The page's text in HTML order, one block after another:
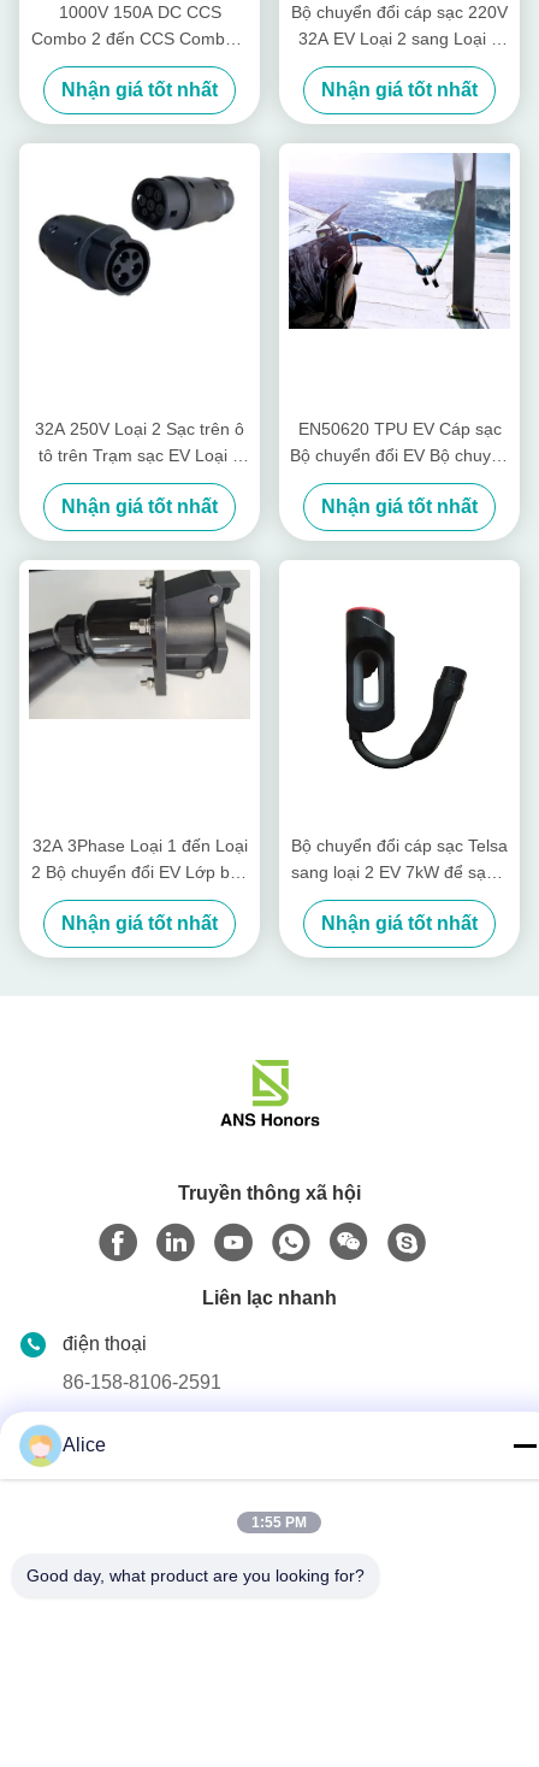
1000V 150A DC CCS
Combo 2 đến CCS Combo 1
Bộ chuyển đổi với cáp dài
0,3m
Nhận giá tốt nhất
Bộ chuyển đổi cáp sạc 220V
32A EV Loại 2 sang Loại 1
Bộ chuyển đổi EV
Nhận giá tốt nhất
32A 250V Loại 2 Sạc trên ô
tô trên Trạm sạc EV Loại 1
Bộ điều hợp giao diện EV
Loại 2 đến Loại 1 Bộ chuyển
đổi EV
Nhận giá tốt nhất
EN50620 TPU EV Cáp sạc
Bộ chuyển đổi EV Bộ chuyển
đổi Loại 2 sang Loại 1 Đầu
cắm
Nhận giá tốt nhất
32A 3Phase Loại 1 đến Loại
2 Bộ chuyển đổi EV Lớp bảo
vệ chống thấm IP55
Nhận giá tốt nhất
Bộ chuyển đổi cáp sạc Telsa
sang loại 2 EV 7kW để sạc ô
tô loại 2 trên trạm Tesla
Nhận giá tốt nhất
Truyền thông xã hội
Liên lạc nhanh
điện thoại
86-158-8106-2591
Alice
1:55 PM
Good day, what product are you looking for?